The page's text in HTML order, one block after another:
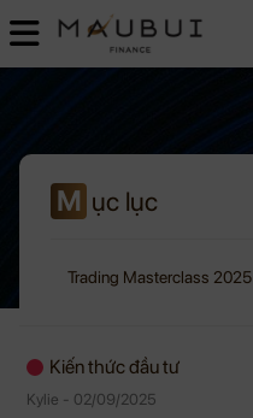
M ục lục
Trading Masterclass 2025
Kiến thức đầu tư
Kylie - 02/09/2025